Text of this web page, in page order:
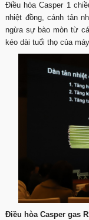
Điều hòa Casper 1
nhiệt đồng, cánh tản
ngừa sự bào mòn từ
kéo dài tuổi thọ của
Điều hòa Casper gas